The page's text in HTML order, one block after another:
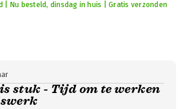
| Nu besteld, dinsdag in huis | Gratis verzonden
stuk - Tijd om te werken